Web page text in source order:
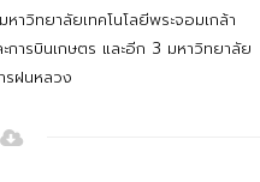
าวิทยาลัยเทคโนโลยีพระจอมเกล้า
การบินเกษตร และอีก 3 มหาวิทยาลัย
รฝนหลวง